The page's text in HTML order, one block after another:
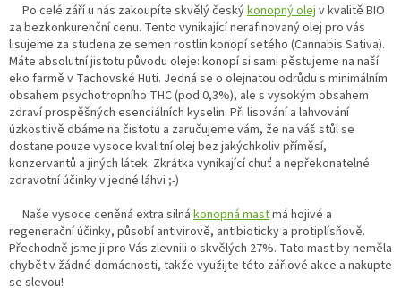
Po celé září u nás zakoupíte skvělý českýkonopný olej v kvalitě BIO
za bezkonkurenční cenu. Tento vynikající nerafinovaný olej pro vás
lisujeme za studena ze semen rostlin konopí setého (Cannabis Sativa).
Máte absolutní jistotu původu oleje: konopí si sami pěstujeme na naší
eko farmě v Tachovské Huti. Jedná se o olejnatou odrůdu s minimálním
obsahem psychotropního THC (pod 0,3%), ale s vysokým obsahem
zdraví prospěšných esenciálních kyselin. Při lisování a lahvování
úzkostlivě dbáme na čistotu a zaručujeme vám, že na váš stůl se
dostane pouze vysoce kvalitní olej bez jakýchkoliv příměsí,
konzervantů a jiných látek. Zkrátka vynikající chuť a nepřekonatelné
zdravotní účinky v jedné láhvi ;-)
Naše vysoce ceněná extra silná konopná mastmá hojivé a
regenerační účinky, působí antivirově, antibioticky a protiplísňově.
Přechodně jsme ji pro Vás zlevnili o skvělých 27%. Tato mast by neměla
chybět v žádné domácnosti, takže využijte této zářiové akce a nakupte
se slevou!